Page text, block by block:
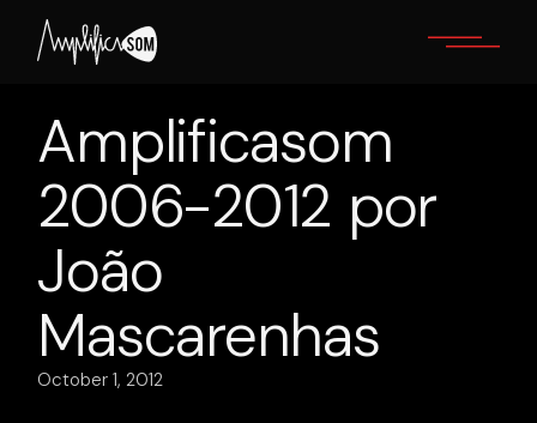
content
Amplificasom
2006-2012 por
João
Mascarenhas
October 1, 2012